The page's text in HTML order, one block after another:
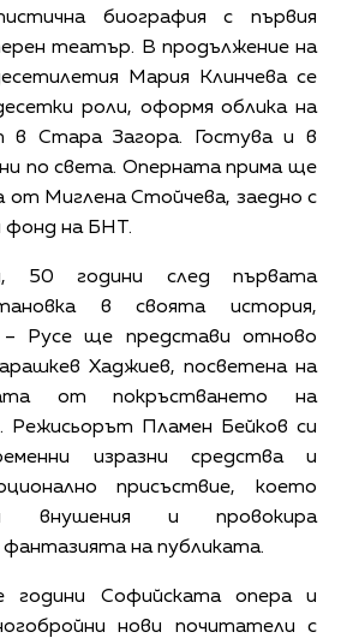
биография с първия
театър. В продължение на
Мария Клинчева се
роли, оформя облика на
в Стара Загора. Гостува и в
по света. Оперната прима ще
от Миглена Стойчева, заедно с
фонд на БНТ.
50 години след първата
в своята история,
Русе ще представи отново
Хаджиев, посветена на
от покръстването на
Режисьорът Пламен Бейков си
изразни средства и
присъствие, което
внушения и провокира
на публиката.
години Софийската опера и
нови почитатели с